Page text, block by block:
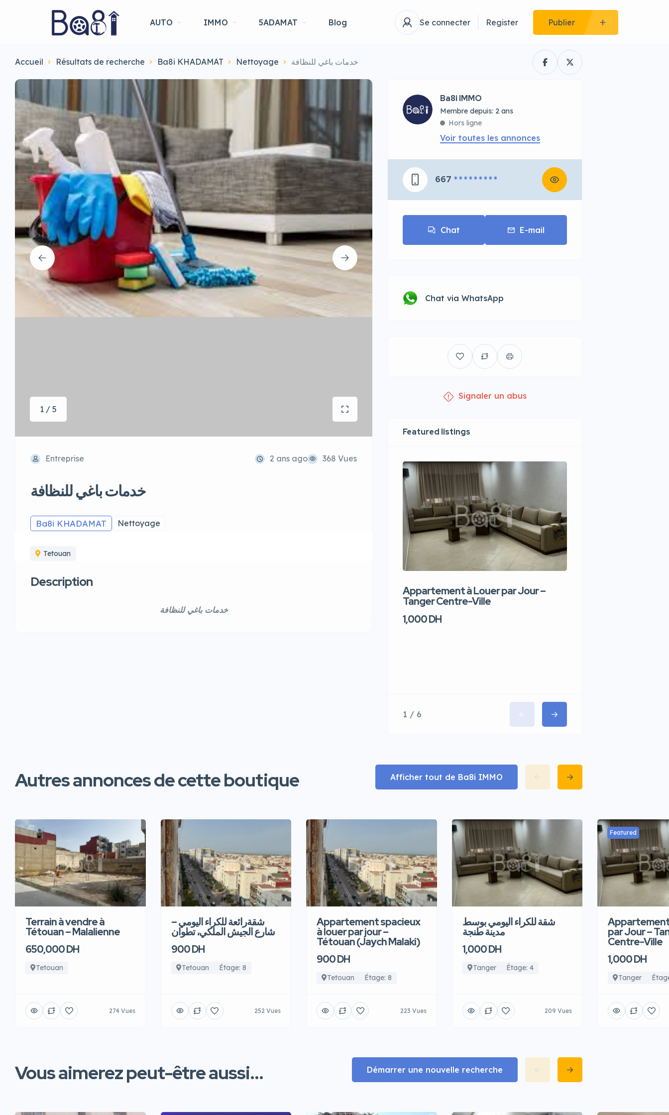
AUTO IMMO 5ADAMAT Blog Se connecter Register Publier
Accueil Résultats de recherche Ba8i KHADAMAT Nettoyage خدمات باغي للنظافة
1 / 5
Entreprise 2 ans ago 368 Vues
خدمات باغي للنظافة
Ba8i KHADAMAT Nettoyage
Tetouan
Description
خدمات باغي للنظافة
Ba8i IMMO
Membre depuis: 2 ans
Hors ligne
Voir toutes les annonces
667 * * * * * * * * *
Chat E-mail
Chat via WhatsApp
Signaler un abus
Featured listings
Appartement à Louer par Jour –
Tanger Centre-Ville
1,000 DH
1 / 6
Autres annonces de cette boutique Afficher tout de Ba8i IMMO
Terrain à vendre à
Tétouan – Malalienne
650,000 DH
Tetouan
274 Vues
شقةرائعة للكراء اليومي –
شارع الجيش الملكي، تطوان
900 DH
Tetouan Étage: 8
252 Vues
Appartement spacieux
à louer par jour –
Tétouan (Jaych Malaki)
900 DH
Tetouan Étage: 8
223 Vues
شقة للكراء اليومي بوسط
مدينة طنجة
1,000 DH
Tanger Étage: 4
209 Vues
Featured
par Jour –
Centre-Ville
1,000 DH
Tanger
Vous aimerez peut-être aussi... Démarrer une nouvelle recherche